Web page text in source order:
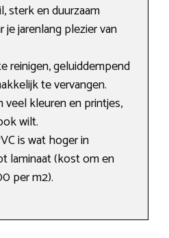
sterk en duurzaam
je jarenlang plezier van
reinigen, geluiddempend
te vervangen.
veel kleuren en printjes,
wilt.
is wat hoger in
laminaat (kost om en
per m2).